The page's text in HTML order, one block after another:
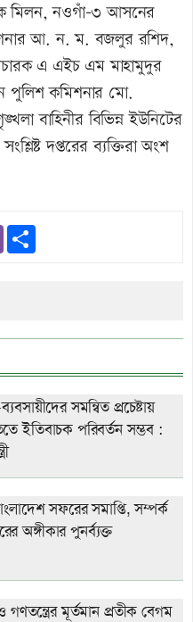
মিলন, নওগাঁ-৩ আসনের
আ. ন. ম. বজলুর রশিদ,
এ এইচ এম মাহামুদুর
পুলিশ কমিশনার মো.
বাহিনীর বিভিন্ন ইউনিটের
দপ্তরের ব্যক্তিরা অংশ
Viber
সমন্বিত প্রচেষ্টায়
ইতিবাচক পরিবর্তন সম্ভব :
সফরের সমাপ্তি, সম্পর্ক
অঙ্গীকার পুনর্ব্যক্ত
গণতন্ত্রের মূর্তমান প্রতীক বেগম